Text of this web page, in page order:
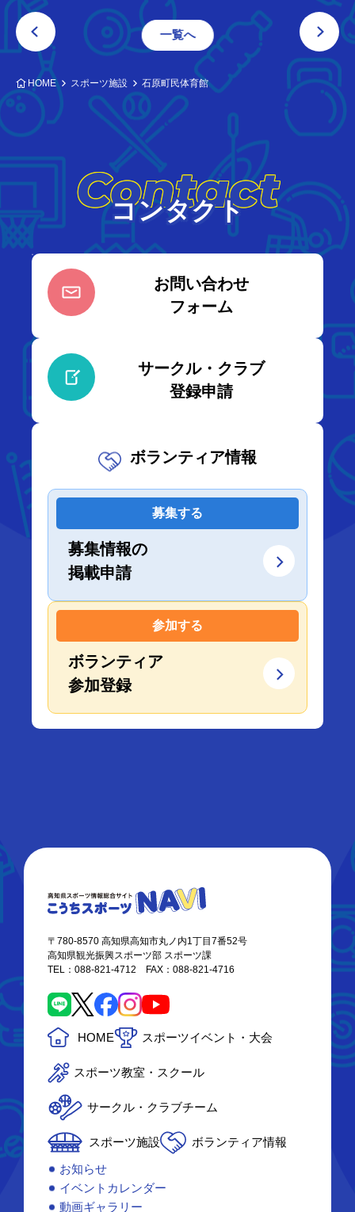
一覧へ
HOME スポーツ施設 石原町民体育館
Contact
コンタクト
お問い合わせ
フォーム
サークル・クラブ
登録申請
ボランティア情報
募集する
募集情報の
掲載申請
参加する
ボランティア
参加登録
〒780-8570 高知県高知市丸ノ内1丁目7番52号
高知県観光振興スポーツ部 スポーツ課
TEL：088-821-4712 FAX：088-821-4716
HOME スポーツイベント・大会
スポーツ教室・スクール
サークル・クラブチーム
スポーツ施設
ボランティア情報
お知らせ
イベントカレンダー
動画ギャラリー